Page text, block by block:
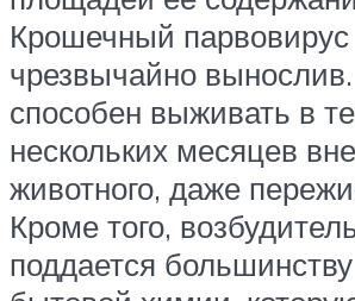
Крошечный парвовирус
чрезвычайно
способен выживать в
нескольких месяцев
животного, даже
Кроме того,
поддается